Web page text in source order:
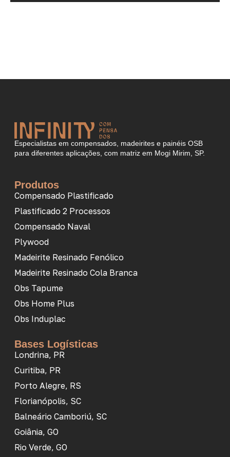
Especialistas em compensados, madeirites e painéis OSB
para diferentes aplicações, com matriz em Mogi Mirim, SP.
Produtos
Compensado Plastificado
Plastificado 2 Processos
Compensado Naval
Plywood
Madeirite Resinado Fenólico
Madeirite Resinado Cola Branca
Obs Tapume
Obs Home Plus
Obs Induplac
Bases Logísticas
Londrina, PR
Curitiba, PR
Porto Alegre, RS
Florianópolis, SC
Balneário Camboriú, SC
Goiânia, GO
Rio Verde, GO